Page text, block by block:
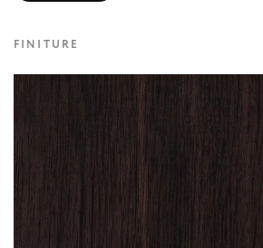
FINITURE